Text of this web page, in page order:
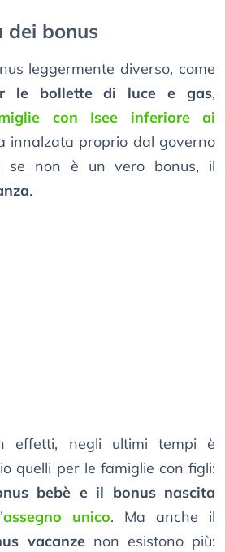
dei bonus
leggermente diverso, come
le bollette di luce e gas,
con Isee inferiore ai
innalzata proprio dal governo
se non è un vero bonus, il
.
effetti, negli ultimi tempi è
quelli per le famiglie con figli:
bebè e il bonus nascita
assegno unico. Ma anche il
vacanzenon esistono più: